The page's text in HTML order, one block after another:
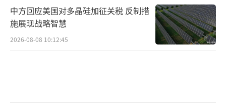
中方回应美国对多晶硅加征关税 反制措
施展现战略智慧
2026-08-08 10:12:45